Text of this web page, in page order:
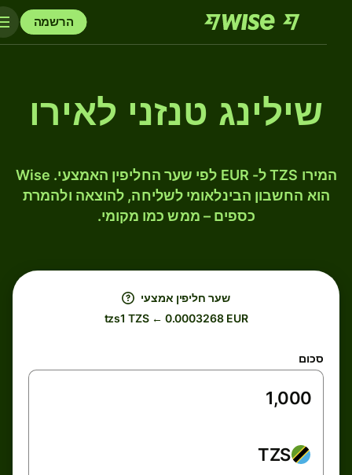
הרשמה
שילינג טנזני לאירו
המירו TZS ל- EUR לפי שער החליפין האמצעי. Wise
הוא החשבון הבינלאומי לשליחה, להוצאה ולהמרת
כספים – ממש כמו מקומי.
שער חליפין אמצעי
tzs1 TZS ← 0.0003268 EUR
סכום
TZS